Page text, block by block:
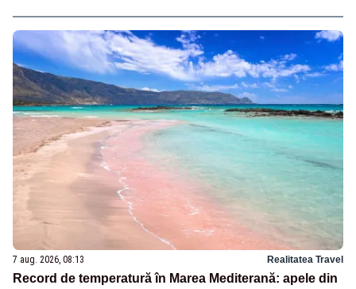
7 aug. 2026, 08:13 Realitatea Travel
Record de temperatură în Marea Mediterană: apele din